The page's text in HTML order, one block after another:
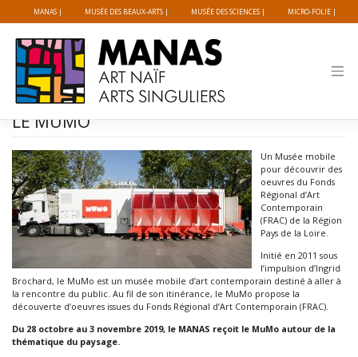
MANAS MUSÉE DES BEAUX-ARTS MUSÉE DES SCIENCES MICRO-FOLIE
Skip
content
LE MUMO
Un Musée mobile
pour découvrir des
oeuvres du Fonds
Régional d’Art
Contemporain
(FRAC) de la Région
Pays de la Loire.
Initié en 2011 sous
l’impulsion d’Ingrid
Brochard, le MuMo est un musée mobile d’art contemporain destiné à aller à
la rencontre du public. Au fil de son itinérance, le MuMo propose la
découverte d’oeuvres issues du Fonds Régional d’Art Contemporain (FRAC).
Du 28 octobre au 3 novembre 2019, le MANAS reçoit le MuMo autour de la
thématique du paysage.
Panneau de gestion des cookies